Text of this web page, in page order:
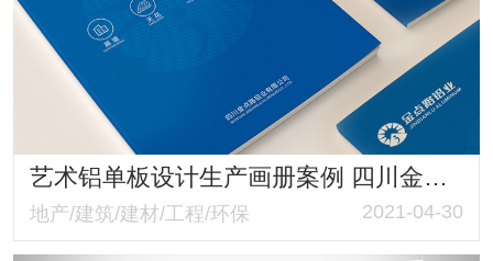
艺术铝单板设计生产画册案例 四川金点路铝业有限公司画册策划与设计制作
地产/建筑/建材/工程/环保 2021-04-30